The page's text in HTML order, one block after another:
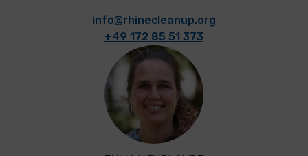
info@rhinecleanup.org
+49 172 85 51 373